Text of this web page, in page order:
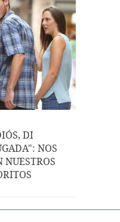
DI
NOS
NUESTROS